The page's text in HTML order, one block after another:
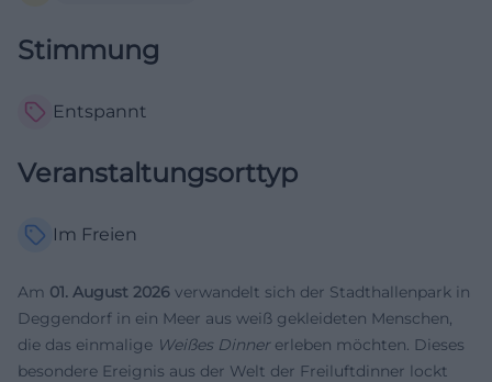
Stimmung
Entspannt
Veranstaltungsorttyp
Im Freien
Am 01. August 2026 verwandelt sich der Stadthallenpark in
Deggendorf in ein Meer aus weiß gekleideten Menschen,
die das einmalige Weißes Dinner erleben möchten. Dieses
besondere Ereignis aus der Welt der Freiluftdinner lockt